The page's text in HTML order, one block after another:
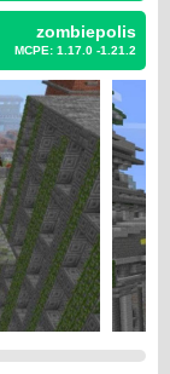
zombiepolis
MCPE: 1.17.0 -1.21.2